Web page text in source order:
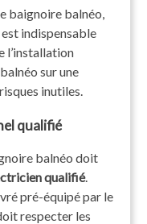
baignoire balnéo,
est indispensable
l’installation
sur une
inutiles.
qualifié
balnéo doit
qualifié.
pré-équipé par le
respecter les